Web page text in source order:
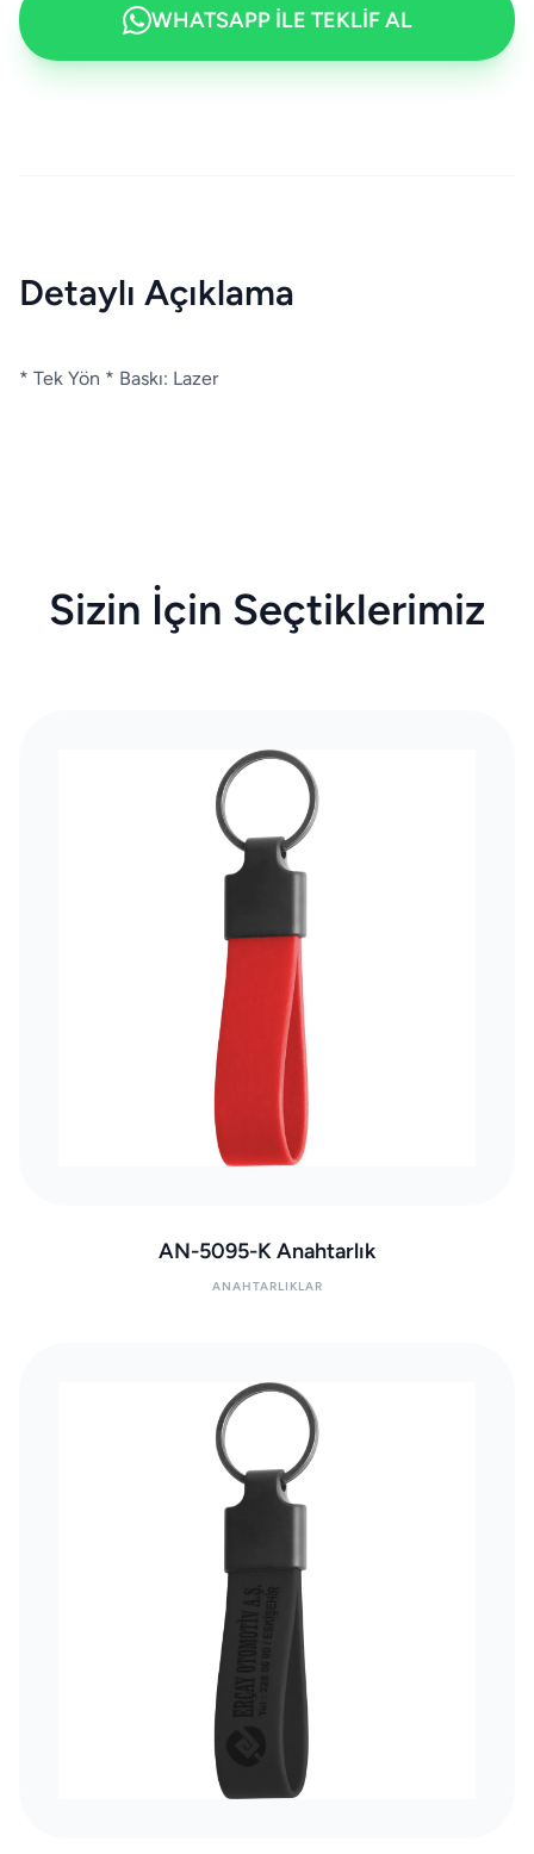
WHATSAPP İLE TEKLİF AL
Detaylı Açıklama
* Tek Yön * Baskı: Lazer
Sizin İçin Seçtiklerimiz
AN-5095-K Anahtarlık
ANAHTARLIKLAR